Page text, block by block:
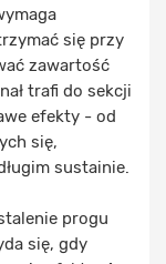
się przy
zawartość
trafi do sekcji
efekty - od
się,
sustainie.
progu
się, gdy